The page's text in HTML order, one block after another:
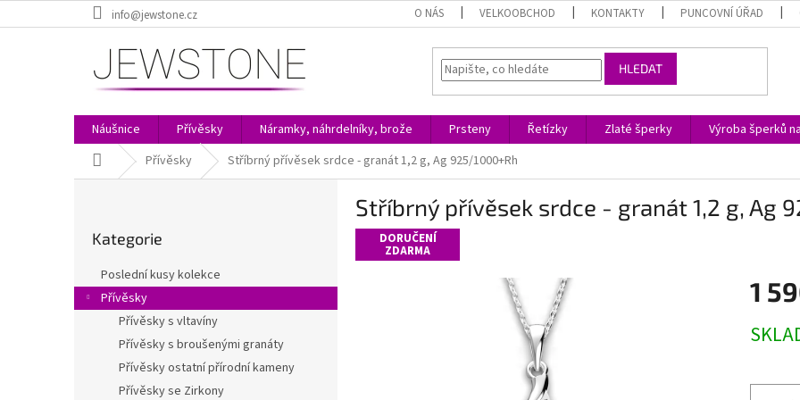
na
info@jewstone.cz O NÁS VELKOOBCHOD KONTAKTY PUNCOVNÍ ÚŘAD
HLEDAT
Náušnice Přívěsky Náramky, náhrdelníky, brože Prsteny Řetízky Zlaté šperky Výroba šperků
Domů Přívěsky Stříbrný přívěsek srdce - granát 1,2 g, Ag 925/1000+Rh
a
n
kategorie
Kategorie
Poslední kusy kolekce
Přívěsky
Přívěsky s vltavíny
Přívěsky s broušenými granáty
Přívěsky ostatní přírodní kameny
Přívěsky se Zirkony
Stříbrný přívěsek srdce - granát 1,2 g, Ag
DORUČENÍ
ZDARMA
1
cena: